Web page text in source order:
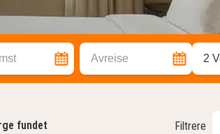
Avreise 2
fundet Filtrere